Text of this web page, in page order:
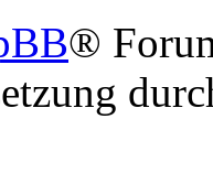
®